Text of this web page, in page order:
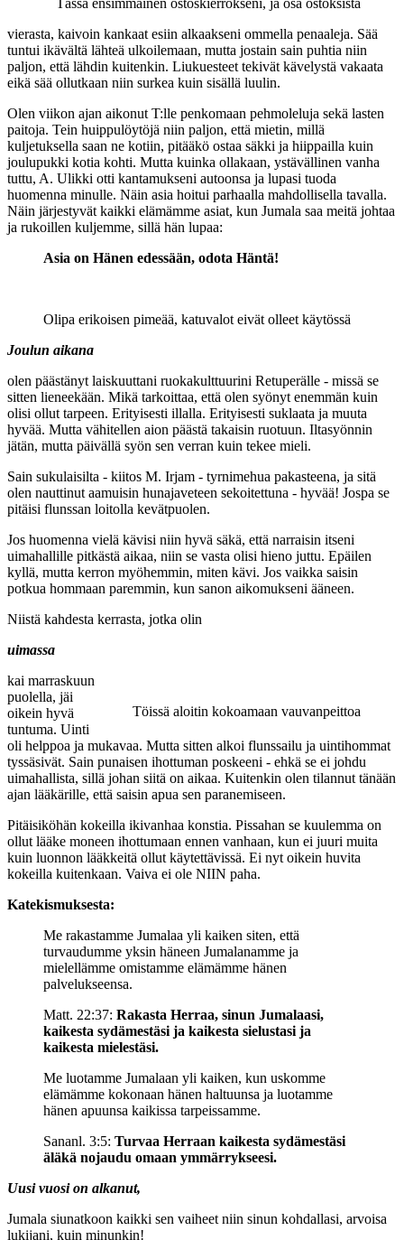
vierasta, kaivoin kankaat esiin alkaakseni ommella penaaleja. Sää
tuntui ikävältä lähteä ulkoilemaan, mutta jostain sain puhtia niin
paljon, että lähdin kuitenkin. Liukuesteet tekivät kävelystä vakaata
eikä sää ollutkaan niin surkea kuin sisällä luulin.
Olen viikon ajan aikonut T:lle penkomaan pehmoleluja sekä lasten
paitoja. Tein huippulöytöjä niin paljon, että mietin, millä
kuljetuksella saan ne kotiin, pitääkö ostaa säkki ja hiippailla kuin
joulupukki kotia kohti. Mutta kuinka ollakaan, ystävällinen vanha
tuttu, A. Ulikki otti kantamukseni autoonsa ja lupasi tuoda
huomenna minulle. Näin asia hoitui parhaalla mahdollisella tavalla.
Näin järjestyvät kaikki elämämme asiat, kun Jumala saa meitä johtaa
ja rukoillen kuljemme, sillä hän lupaa:
Asia on Hänen edessään, odota Häntä!
Olipa erikoisen pimeää, katuvalot eivät olleet käytössä
Joulun aikana
olen päästänyt laiskuuttani ruokakulttuurini Retuperälle - missä se
sitten lieneekään. Mikä tarkoittaa, että olen syönyt enemmän kuin
olisi ollut tarpeen. Erityisesti illalla. Erityisesti suklaata ja muuta
hyvää. Mutta vähitellen aion päästä takaisin ruotuun. Iltasyönnin
jätän, mutta päivällä syön sen verran kuin tekee mieli.
Sain sukulaisilta - kiitos M. Irjam - tyrnimehua pakasteena, ja sitä
olen nauttinut aamuisin hunajaveteen sekoitettuna - hyvää! Jospa se
pitäisi flunssan loitolla kevätpuolen.
Jos huomenna vielä kävisi niin hyvä säkä, että narraisin itseni
uimahallille pitkästä aikaa, niin se vasta olisi hieno juttu. Epäilen
kyllä, mutta kerron myöhemmin, miten kävi. Jos vaikka saisin
potkua hommaan paremmin, kun sanon aikomukseni ääneen.
Niistä kahdesta kerrasta, jotka olin
uimassa
Töissä aloitin kokoamaan vauvanpeittoa
kai marraskuun
puolella, jäi
oikein hyvä
tuntuma. Uinti
oli helppoa ja mukavaa. Mutta sitten alkoi flunssailu ja uintihommat
tyssäsivät. Sain punaisen ihottuman poskeeni - ehkä se ei johdu
uimahallista, sillä johan siitä on aikaa. Kuitenkin olen tilannut tänään
ajan lääkärille, että saisin apua sen paranemiseen.
Pitäisiköhän kokeilla ikivanhaa konstia. Pissahan se kuulemma on
ollut lääke moneen ihottumaan ennen vanhaan, kun ei juuri muita
kuin luonnon lääkkeitä ollut käytettävissä. Ei nyt oikein huvita
kokeilla kuitenkaan. Vaiva ei ole NIIN paha.
Katekismuksesta:
Me rakastamme Jumalaa yli kaiken siten, että
turvaudumme yksin häneen Jumalanamme ja
mielellämme omistamme elämämme hänen
palvelukseensa.
Matt. 22:37: Rakasta Herraa, sinun Jumalaasi,
kaikesta sydämestäsi ja kaikesta sielustasi ja
kaikesta mielestäsi.
Me luotamme Jumalaan yli kaiken, kun uskomme
elämämme kokonaan hänen haltuunsa ja luotamme
hänen apuunsa kaikissa tarpeissamme.
Sananl. 3:5: Turvaa Herraan kaikesta sydämestäsi
äläkä nojaudu omaan ymmärrykseesi.
Uusi vuosi on alkanut,
Jumala siunatkoon kaikki sen vaiheet niin sinun kohdallasi, arvoisa
lukijani, kuin minunkin!